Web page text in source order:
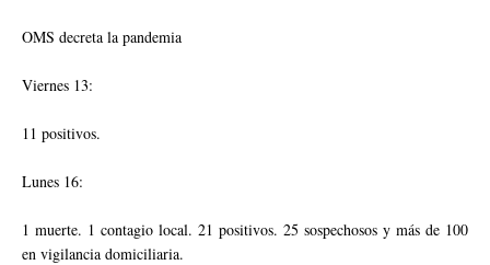
OMS decreta la pandemia
Viernes 13:
11 positivos.
Lunes 16:
1 muerte. 1 contagio local. 21 positivos. 25 sospechosos y más de 100
en vigilancia domiciliaria.